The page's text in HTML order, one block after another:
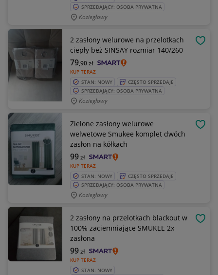
SPRZEDAJĄCY: OSOBA PRYWATNA
Koziegłowy
2 zasłony welurowe na przelotkach
ciepły beż SINSAY rozmiar 140/260
KUP TERAZ
79,90zł
STAN: NOWY
CZĘSTO SPRZEDAJE
SPRZEDAJĄCY: OSOBA PRYWATNA
Koziegłowy
Zielone zasłony welurowe
welwetowe Smukee komplet dwóch
zasłon na kółkach
KUP TERAZ
99zł
STAN: NOWY
CZĘSTO SPRZEDAJE
SPRZEDAJĄCY: OSOBA PRYWATNA
Koziegłowy
2 zasłony na przelotkach blackout w
100% zaciemniające SMUKEE 2x
zasłona
KUP TERAZ
99zł
STAN: NOWY